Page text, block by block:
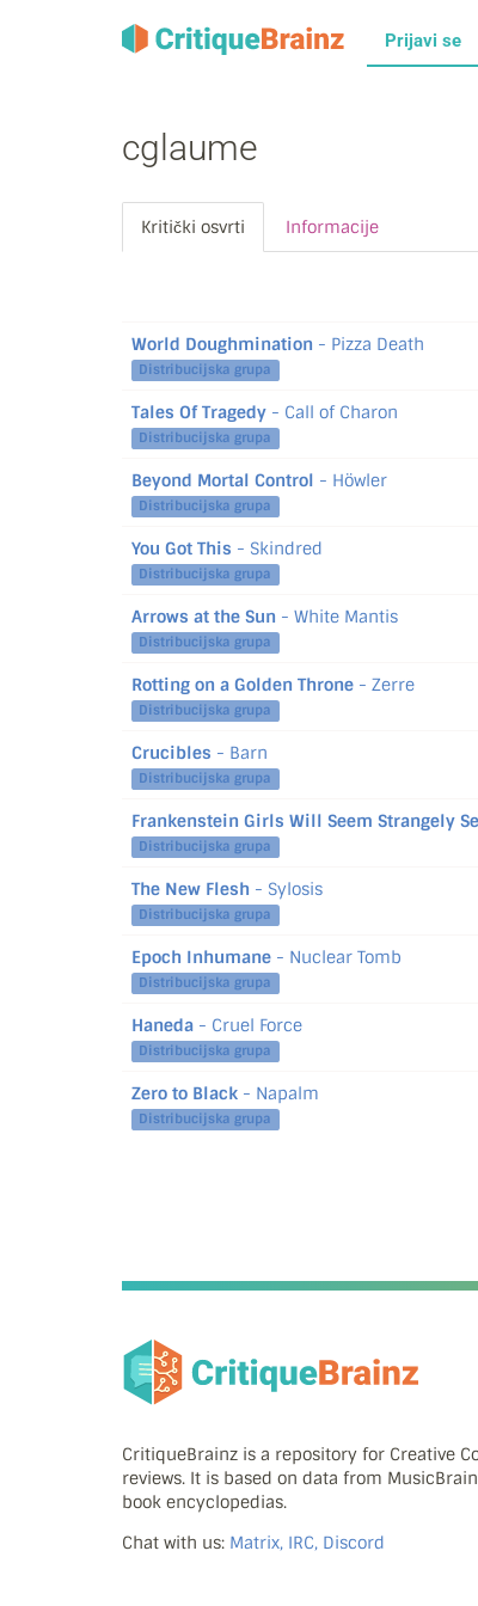
Prijavi se
cglaume
Kritički osvrti Informacije
World Doughmination - Pizza Death
Distribucijska grupa
Tales Of Tragedy - Call of Charon
Distribucijska grupa
Beyond Mortal Control - Höwler
Distribucijska grupa
You Got This - Skindred
Distribucijska grupa
Arrows at the Sun - White Mantis
Distribucijska grupa
Rotting on a Golden Throne - Zerre
Distribucijska grupa
Crucibles - Barn
Distribucijska grupa
Frankenstein Girls Will Seem Strangely
Distribucijska grupa
The New Flesh - Sylosis
Distribucijska grupa
Epoch Inhumane - Nuclear Tomb
Distribucijska grupa
Haneda - Cruel Force
Distribucijska grupa
Zero to Black - Napalm
Distribucijska grupa
CritiqueBrainz is a repository for Creative
reviews. It is based on data from
book encyclopedias.
Chat with us: Matrix, IRC, Discord